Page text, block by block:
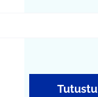
Tutustu